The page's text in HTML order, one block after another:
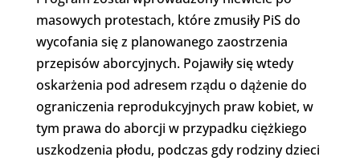
masowych protestach, które zmusiły PiS do
wycofania się z planowanego zaostrzenia
przepisów aborcyjnych. Pojawiły się wtedy
oskarżenia pod adresem rządu o dążenie do
ograniczenia reprodukcyjnych praw kobiet, w
tym prawa do aborcji w przypadku ciężkiego
uszkodzenia płodu, podczas gdy rodziny dzieci